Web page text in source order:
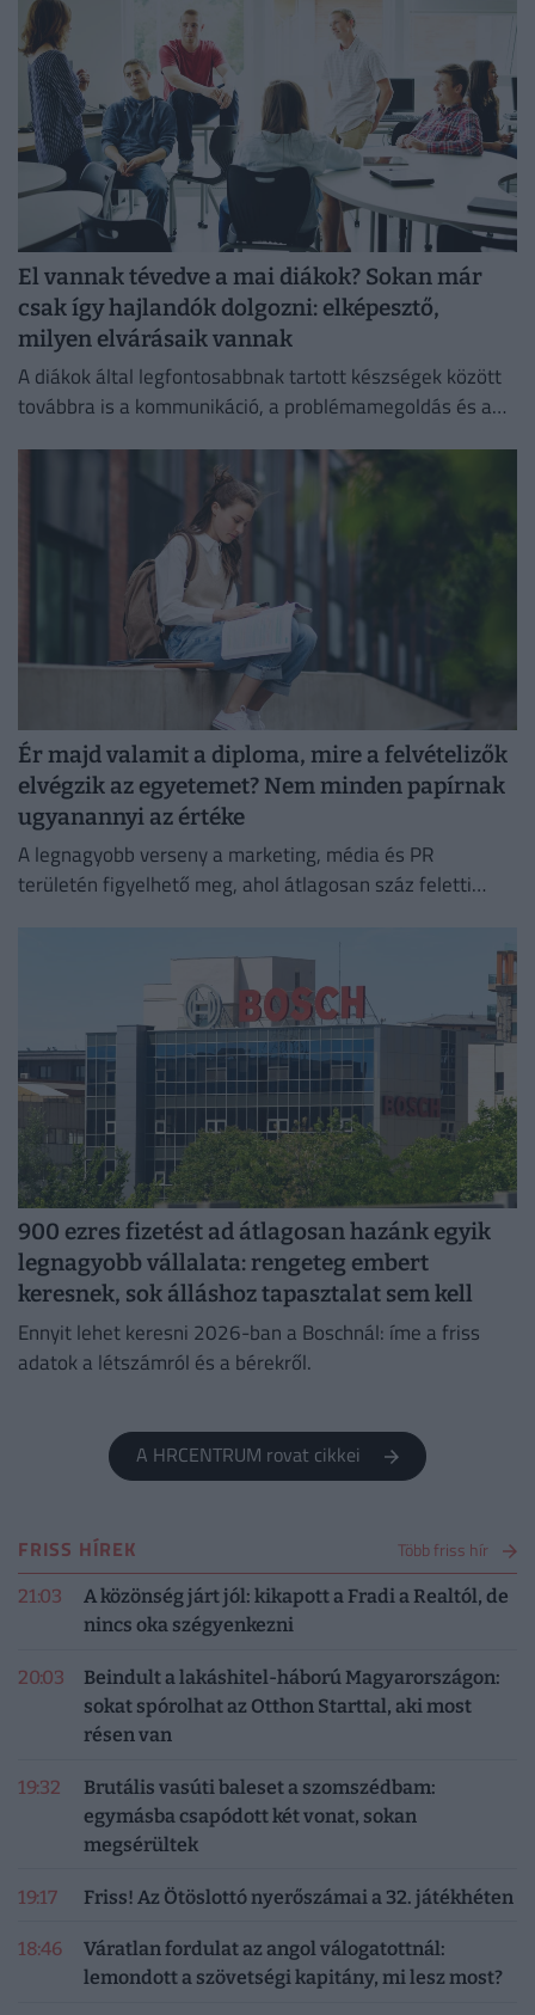
El vannak tévedve a mai diákok? Sokan már
csak így hajlandók dolgozni: elképesztő,
milyen elvárásaik vannak
A diákok által legfontosabbnak tartott készségek között
továbbra is a kommunikáció, a problémamegoldás és a
Ér majd valamit a diploma, mire a felvételizők
elvégzik az egyetemet? Nem minden papírnak
ugyanannyi az értéke
A legnagyobb verseny a marketing, média és PR
területén figyelhető meg, ahol átlagosan száz feletti
900 ezres fizetést ad átlagosan hazánk egyik
legnagyobb vállalata: rengeteg embert
keresnek, sok álláshoz tapasztalat sem kell
Ennyit lehet keresni 2026-ban a Boschnál: íme a friss
adatok a létszámról és a bérekről.
A HRCENTRUM rovat cikkei
FRISS HÍREK Több friss hír
21:03
A közönség járt jól: kikapott a Fradi a Realtól, de
nincs oka szégyenkezni
20:03
Beindult a lakáshitel-háború Magyarországon:
sokat spórolhat az Otthon Starttal, aki most
résen van
19:32
Brutális vasúti baleset a szomszédbam:
egymásba csapódott két vonat, sokan
megsérültek
19:17 Friss! Az Ötöslottó nyerőszámai a 32. játékhéten
18:46
Váratlan fordulat az angol válogatottnál:
lemondott a szövetségi kapitány, mi lesz most?